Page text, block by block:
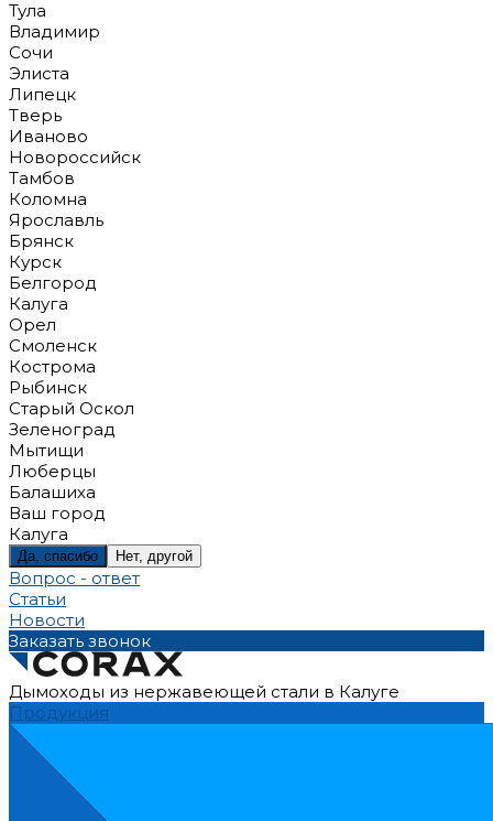
Тула
Владимир
Сочи
Элиста
Липецк
Тверь
Иваново
Новороссийск
Тамбов
Коломна
Ярославль
Брянск
Курск
Белгород
Калуга
Орел
Смоленск
Кострома
Рыбинск
Старый Оскол
Зеленоград
Мытищи
Люберцы
Балашиха
Ваш город
Калуга
Да, спасибо Нет, другой
Вопрос - ответ
Статьи
Новости
Заказать звонок
Дымоходы из нержавеющей стали в Калуге
Продукция